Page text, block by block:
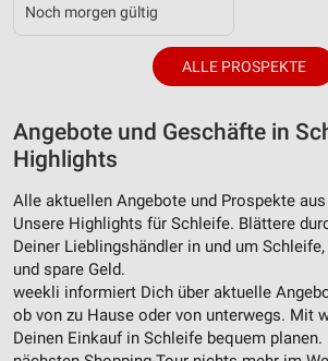
Noch morgen gültig
ALLE PROSPEKTE
Angebote und Geschäfte in
Highlights
Alle aktuellen Angebote und Prospekte
Unsere Highlights für Schleife. Blättere
Deiner Lieblingshändler in und um
und spare Geld.
weekli informiert Dich über aktuelle
ob von zu Hause oder von unterwegs. Mit
Deinen Einkauf in Schleife bequem
personalisierter Werbung
Erstellung von Profilen zur
personalisierter Inhalte
Messung der Werbeleistung
Messung der Performance von Inhalten
Analyse von Zielgruppen durch Statistiken
Kombinationen von Daten aus
Quellen
Entwicklung und Verbesserung der